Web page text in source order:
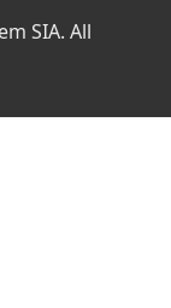
SIA. All